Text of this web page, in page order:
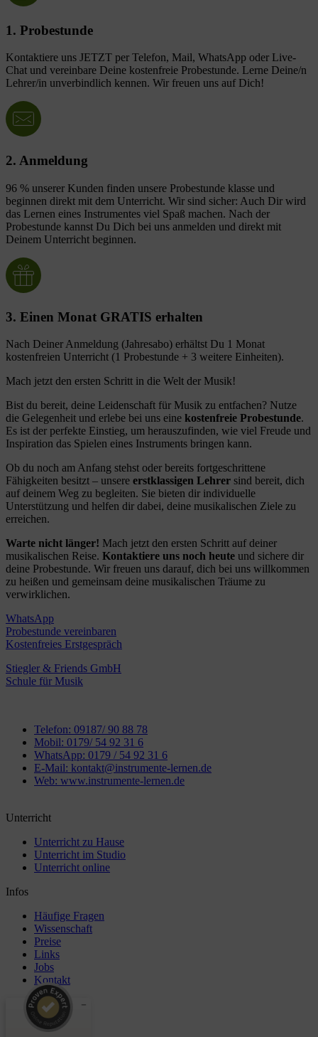
1. Probestunde
Kontaktiere uns JETZT per Telefon, Mail, WhatsApp oder Live-
Chat und vereinbare Deine kostenfreie Probestunde. Lerne Deine/n
Lehrer/in unverbindlich kennen. Wir freuen uns auf Dich!
2. Anmeldung
96 % unserer Kunden finden unsere Probestunde klasse und
beginnen direkt mit dem Unterricht. Wir sind sicher: Auch Dir wird
das Lernen eines Instrumentes viel Spaß machen. Nach der
Probestunde kannst Du Dich bei uns anmelden und direkt mit
Deinem Unterricht beginnen.
3. Einen Monat GRATIS erhalten
Nach Deiner Anmeldung (Jahresabo) erhältst Du 1 Monat
kostenfreien Unterricht (1 Probestunde + 3 weitere Einheiten).
Mach jetzt den ersten Schritt in die Welt der Musik!
Bist du bereit, deine Leidenschaft für Musik zu entfachen? Nutze
die Gelegenheit und erlebe bei uns eine kostenfreie Probestunde.
Es ist der perfekte Einstieg, um herauszufinden, wie viel Freude und
Inspiration das Spielen eines Instruments bringen kann.
Ob du noch am Anfang stehst oder bereits fortgeschrittene
Fähigkeiten besitzt – unsere erstklassigen Lehrer sind bereit, dich
auf deinem Weg zu begleiten. Sie bieten dir individuelle
Unterstützung und helfen dir dabei, deine musikalischen Ziele zu
erreichen.
Warte nicht länger! Mach jetzt den ersten Schritt auf deiner
musikalischen Reise. Kontaktiere uns noch heute und sichere dir
deine Probestunde. Wir freuen uns darauf, dich bei uns willkommen
zu heißen und gemeinsam deine musikalischen Träume zu
verwirklichen.
WhatsApp
Probestunde vereinbaren
Kostenfreies Erstgespräch
Stiegler & Friends GmbH
Schule für Musik
Telefon: 09187/ 90 88 78
Mobil: 0179/ 54 92 31 6
WhatsApp: 0179 / 54 92 31 6
E-Mail: kontakt@instrumente-lernen.de
Web: www.instrumente-lernen.de
Unterricht
Unterricht zu Hause
Unterricht im Studio
Unterricht online
Infos
Häufige Fragen
Wissenschaft
Preise
Links
Jobs
Kontakt
Kundenbewertungen und Erfahrungen zu